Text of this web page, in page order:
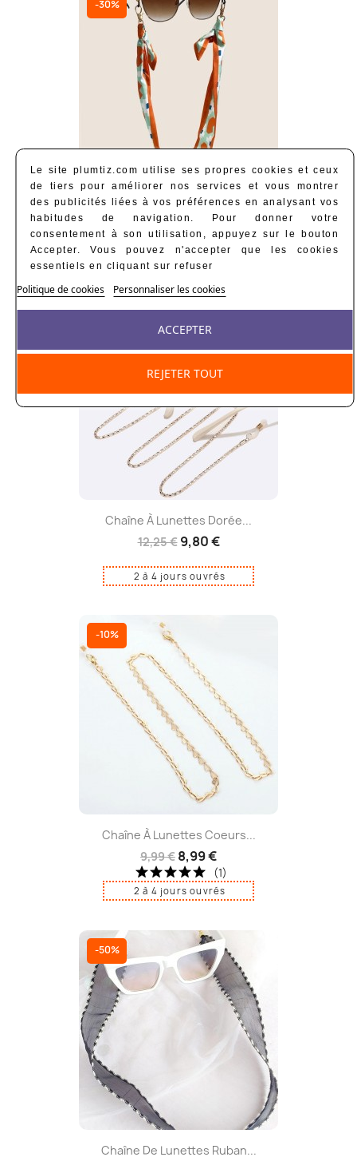
Cordon À Lunettes Foulard...
17,00 €
11,90 €
(1)
2 à 4 jours ouvrés
-30%
Chaîne À Lunettes Dorée...
12,25 € 9,80 €
2 à 4 jours ouvrés
Chaîne À Lunettes Coeurs...
9,99 € 8,99 €
(1)
2 à 4 jours ouvrés
-10%
Chaîne De Lunettes Ruban...
-50%
Le site plumtiz.com utilise ses propres cookies et ceux
de tiers pour améliorer nos services et vous montrer
des publicités liées à vos préférences en analysant vos
habitudes de navigation. Pour donner votre
consentement à son utilisation, appuyez sur le bouton
Accepter. Vous pouvez n'accepter que les cookies
essentiels en cliquant sur refuser
Politique de cookies Personnaliser les cookies
REJETER TOUT
ACCEPTER